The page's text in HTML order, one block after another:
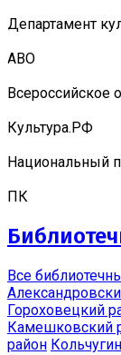
Департамент
АВО
Всероссийское
Культура.РФ
Национальный
ПК
Все
Гороховецкий
Камешковский
район